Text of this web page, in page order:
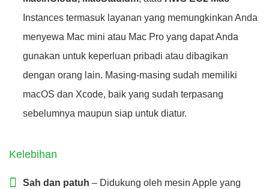
Instances termasuk layanan yang memungkinkan Anda
menyewa Mac mini atau Mac Pro yang dapat Anda
gunakan untuk keperluan pribadi atau dibagikan
dengan orang lain. Masing-masing sudah memiliki
macOS dan Xcode, baik yang sudah terpasang
sebelumnya maupun siap untuk diatur.
Kelebihan
Sah dan patuh – Didukung oleh mesin Apple yang